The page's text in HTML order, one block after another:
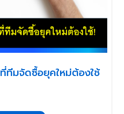
ทีมจัดซื้อยุคใหม่ต้องใช้